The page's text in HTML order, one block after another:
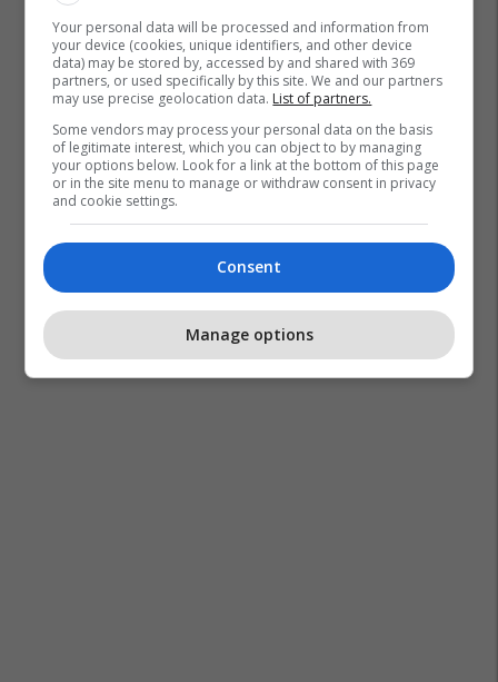
Your personal data will be processed and information from
your device (cookies, unique identifiers, and other device
data) may be stored by, accessed by and shared with 369
partners, or used specifically by this site. We and our partners
may use precise geolocation data. List of partners.
Some vendors may process your personal data on the basis
of legitimate interest, which you can object to by managing
your options below. Look for a link at the bottom of this page
or in the site menu to manage or withdraw consent in privacy
and cookie settings.
Consent
Manage options